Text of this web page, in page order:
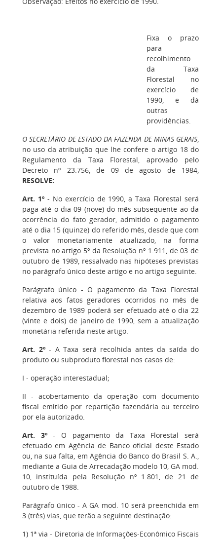
Fixa o prazo
para
recolhimento
da Taxa
Florestal no
exercício de
1990, e dá
outras
providências.
O SECRETÁRIO DE ESTADO DA FAZENDA DE MINAS GERAIS,
no uso da atribuição que lhe confere o artigo 18 do
Regulamento da Taxa Florestal, aprovado pelo
Decreto nº 23.756, de 09 de agosto de 1984,
RESOLVE:
Art. 1º- No exercício de 1990, a Taxa Florestal será
paga até o dia 09 (nove) do mês subsequente ao da
ocorrência do fato gerador, admitido o pagamento
até o dia 15 (quinze) do referido mês, desde que com
o valor monetariamente atualizado, na forma
prevista no artigo 5º da Resolução nº 1.911, de 03 de
outubro de 1989, ressalvado nas hipóteses previstas
no parágrafo único deste artigo e no artigo seguinte.
Parágrafo único - O pagamento da Taxa Florestal
relativa aos fatos geradores ocorridos no mês de
dezembro de 1989 poderá ser efetuado até o dia 22
(vinte e dois) de janeiro de 1990, sem a atualização
monetária referida neste artigo.
Art. 2º- A Taxa será recolhida antes da saída do
produto ou subproduto florestal nos casos de:
I - operação interestadual;
II - acobertamento da operação com documento
fiscal emitido por repartição fazendária ou terceiro
por ela autorizado.
Art. 3º- O pagamento da Taxa Florestal será
efetuado em Agência de Banco oficial deste Estado
ou, na sua falta, em Agência do Banco do Brasil S. A.,
mediante a Guia de Arrecadação modelo 10, GA mod.
10, instituída pela Resolução nº 1.801, de 21 de
outubro de 1988.
Parágrafo único - A GA mod. 10 será preenchida em
3 (três) vias, que terão a seguinte destinação:
1) 1ª via - Diretoria de Informações-Econômico Fiscais